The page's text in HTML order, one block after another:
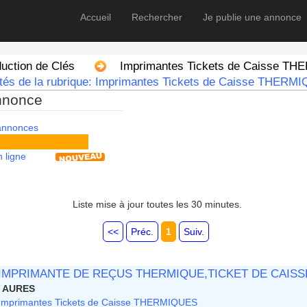
Accueil Rechercher Je publie une annonce
de Clés
Imprimantes Tickets de Caisse
de la rubrique: Imprimantes Tickets de Caisse
ligne
Liste mise à jour toutes les 30 minutes.
<< Préc. 1 Suiv.
DE REÇUS THERMIQUE,TICKET DE
AURES
Tickets de Caisse THERMIQUES